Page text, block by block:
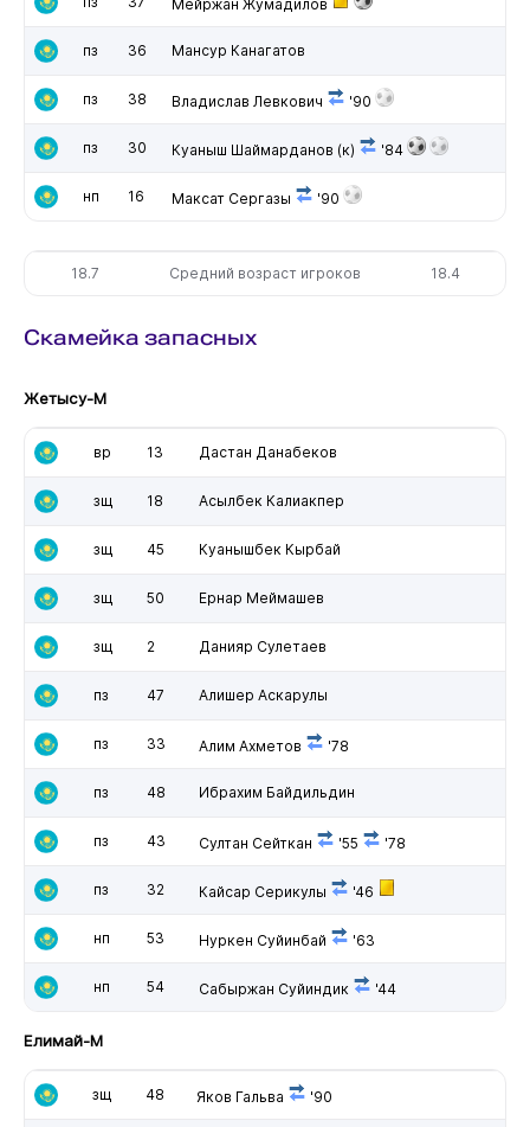
Мейржан Жумадилов
пз 36 Мансур Канагатов
пз 38 Владислав Левкович '90
пз 30 Куаныш Шаймарданов (к) '84
нп 16 Максат Сергазы '90
18.7 Средний возраст игроков 18.4
Скамейка запасных
Жетысу-М
вр 13 Дастан Данабеков
зщ 18 Асылбек Калиакпер
зщ 45 Куанышбек Кырбай
зщ 50 Ернар Меймашев
зщ 2 Данияр Сулетаев
пз 47 Алишер Аскарулы
пз 33 Алим Ахметов '78
пз 48 Ибрахим Байдильдин
пз 43 Султан Сейткан '55 '78
пз 32 Кайсар Серикулы '46
нп 53 Нуркен Суйинбай '63
нп 54 Сабыржан Суйиндик '44
Елимай-М
зщ 48 Яков Гальва '90